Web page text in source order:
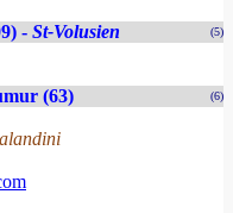
- St-Volusien (5)
(63) (6)